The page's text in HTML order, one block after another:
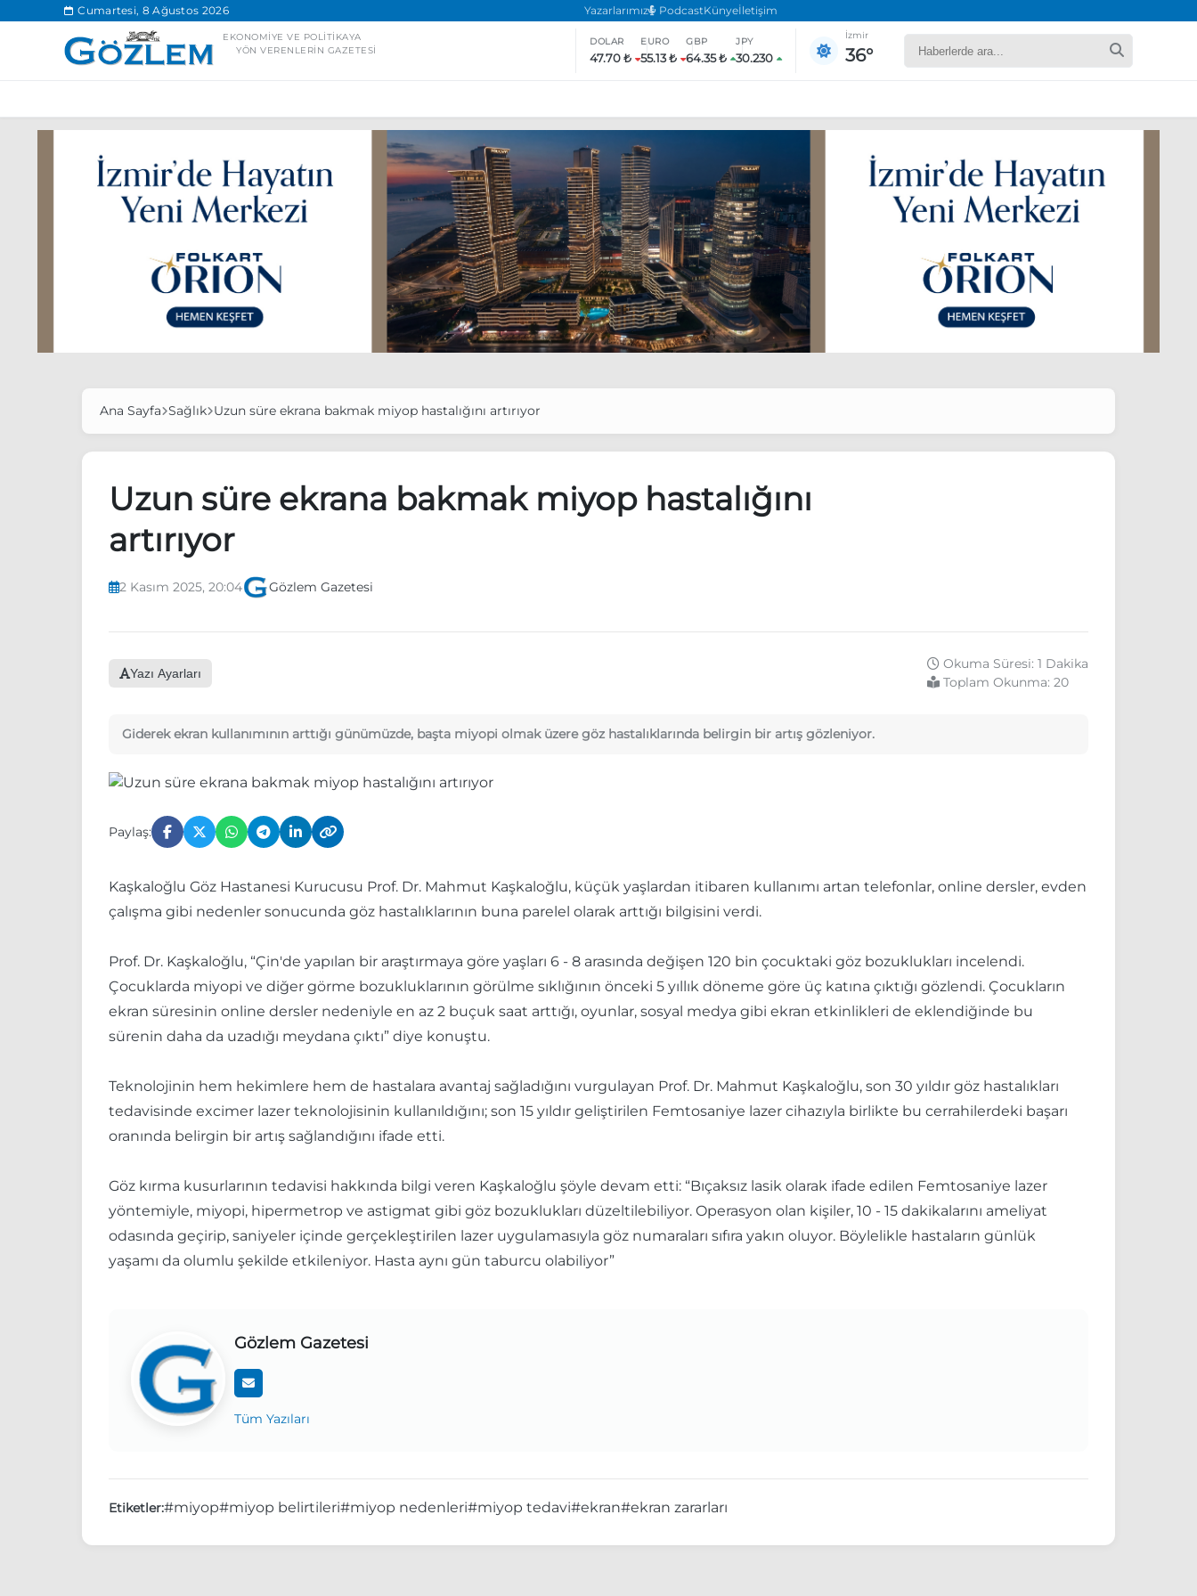
Cumartesi, 8 Ağustos 2026 Yazarlarımız PodcastKünyeİletişim
EKONOMIYE VE POLITIKAYA
YÖN VERENLERIN GAZETESI
DOLAR
47.70 ₺
EURO
55.13 ₺
GBP
64.35 ₺
JPY
30.230
İzmir
36°
Ankara’da eylem yasağı uzatıldı
Özgür Özel, Ekrem İmamoğlu’nu ziyaret edecek
Ünlü çift bir etkinliğe daha katılmama kararı aldı
Boykot
Ana Sayfa Sağlık Uzun süre ekrana bakmak miyop hastalığını artırıyor
Uzun süre ekrana bakmak miyop hastalığını
artırıyor
2 Kasım 2025, 20:04 Gözlem Gazetesi
Yazı Ayarları
Okuma Süresi: 1 Dakika
Toplam Okunma: 20
Giderek ekran kullanımının arttığı günümüzde, başta miyopi olmak üzere göz hastalıklarında belirgin bir artış gözleniyor.
Paylaş:
Kaşkaloğlu Göz Hastanesi Kurucusu Prof. Dr. Mahmut Kaşkaloğlu, küçük yaşlardan itibaren kullanımı artan telefonlar, online dersler, evden
çalışma gibi nedenler sonucunda göz hastalıklarının buna parelel olarak arttığı bilgisini verdi.
Prof. Dr. Kaşkaloğlu, “Çin'de yapılan bir araştırmaya göre yaşları 6 - 8 arasında değişen 120 bin çocuktaki göz bozuklukları incelendi.
Çocuklarda miyopi ve diğer görme bozukluklarının görülme sıklığının önceki 5 yıllık döneme göre üç katına çıktığı gözlendi. Çocukların
ekran süresinin online dersler nedeniyle en az 2 buçuk saat arttığı, oyunlar, sosyal medya gibi ekran etkinlikleri de eklendiğinde bu
sürenin daha da uzadığı meydana çıktı” diye konuştu.
Teknolojinin hem hekimlere hem de hastalara avantaj sağladığını vurgulayan Prof. Dr. Mahmut Kaşkaloğlu, son 30 yıldır göz hastalıkları
tedavisinde excimer lazer teknolojisinin kullanıldığını; son 15 yıldır geliştirilen Femtosaniye lazer cihazıyla birlikte bu cerrahilerdeki başarı
oranında belirgin bir artış sağlandığını ifade etti.
Göz kırma kusurlarının tedavisi hakkında bilgi veren Kaşkaloğlu şöyle devam etti: “Bıçaksız lasik olarak ifade edilen Femtosaniye lazer
yöntemiyle, miyopi, hipermetrop ve astigmat gibi göz bozuklukları düzeltilebiliyor. Operasyon olan kişiler, 10 - 15 dakikalarını ameliyat
odasında geçirip, saniyeler içinde gerçekleştirilen lazer uygulamasıyla göz numaraları sıfıra yakın oluyor. Böylelikle hastaların günlük
yaşamı da olumlu şekilde etkileniyor. Hasta aynı gün taburcu olabiliyor”
Gözlem Gazetesi
Tüm Yazıları
Etiketler:#miyop#miyop belirtileri#miyop nedenleri#miyop tedavi#ekran#ekran zararları